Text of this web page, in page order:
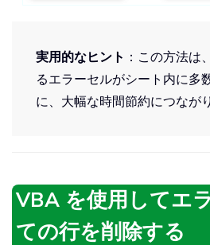
実用的なヒント ：この方法は
るエラーセルがシート内に多
に、大幅な時間節約につなが
VBA を使用してエ
ての行を削除する